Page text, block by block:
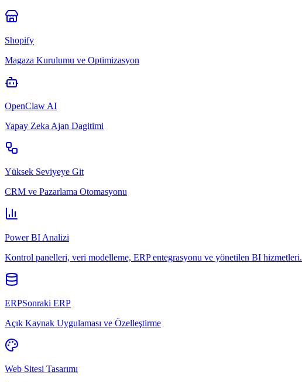
Shopify
Magaza Kurulumu ve Optimizasyon
OpenClaw AI
Yapay Zeka Ajan Dagitimi
Yüksek Seviyeye Git
CRM ve Pazarlama Otomasyonu
Power BI Analizi
Kontrol panelleri, veri modelleme, ERP entegrasyonu ve yönetilen BI hizmetleri.
ERPSonraki ERP
Açık Kaynak Uygulaması ve Özelleştirme
Web Sitesi Tasarımı